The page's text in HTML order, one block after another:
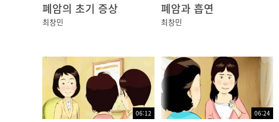
폐암의 초기 증상
최창민
폐암과 흡연
최창민
06:12 06:24